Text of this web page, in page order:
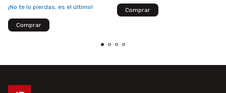
¡No te lo pierdas, es el último!